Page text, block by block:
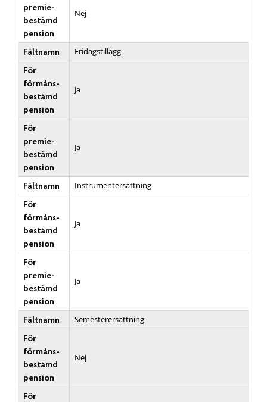
premie­
bestämd
pension
Nej
Fältnamn
Fridagstillägg
För
förmåns­
bestämd
pension
Ja
För
premie­
bestämd
pension
Ja
Fältnamn
Instrumentersättning
För
förmåns­
bestämd
pension
Ja
För
premie­
bestämd
pension
Ja
Fältnamn
Semesterersättning
För
förmåns­
bestämd
pension
Nej
För